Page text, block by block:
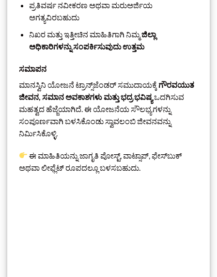
ಪ್ರತಿವರ್ಷ ನವೀಕರಣ ಅಥವಾ ಮರುಅರ್ಜಿಯ
ಅಗತ್ಯವಿರಬಹುದು
ನಿಖರ ಮತ್ತು ಇತ್ತೀಚಿನ ಮಾಹಿತಿಗಾಗಿ ನಿಮ್ಮಜಿಲ್ಲಾ
ಅಧಿಕಾರಿಗಳನ್ನು ಸಂಪರ್ಕಿಸುವುದು ಉತ್ತಮ
ಸಮಾಪನ
ಮಾನಸ್ವಿನಿ ಯೋಜನೆ ಟ್ರಾನ್ಸ್‌ಜೆಂಡರ್ ಸಮುದಾಯಕ್ಕೆ ಗೌರವಯುತ
ಜೀವನ, ಸಮಾನ ಅವಕಾಶಗಳು ಮತ್ತು ಭದ್ರ ಭವಿಷ್ಯ ಒದಗಿಸುವ
ಮಹತ್ವದ ಹೆಜ್ಜೆಯಾಗಿದೆ. ಈ ಯೋಜನೆಯ ಸೌಲಭ್ಯಗಳನ್ನು
ಸಂಪೂರ್ಣವಾಗಿ ಬಳಸಿಕೊಂಡು ಸ್ವಾವಲಂಬಿ ಜೀವನವನ್ನು
ನಿರ್ಮಿಸಿಕೊಳ್ಳಿ.
ಈ ಮಾಹಿತಿಯನ್ನು ಜಾಗೃತಿ ಪೋಸ್ಟ್, ವಾಟ್ಸಾಪ್, ಫೇಸ್‌ಬುಕ್
ಅಥವಾ ಲೀಫ್ಲೆಟ್ ರೂಪದಲ್ಲೂ ಬಳಸಬಹುದು.